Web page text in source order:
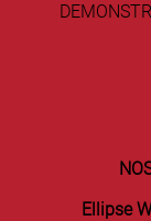
Ellipse